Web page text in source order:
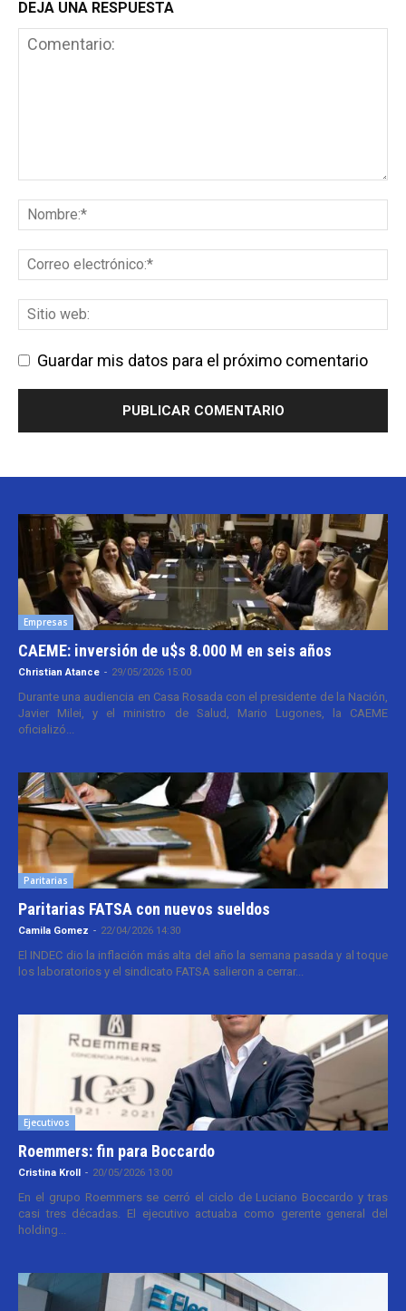
DEJA UNA RESPUESTA
Guardar mis datos para el próximo comentario
Empresas
CAEME: inversión de u$s 8.000 M en seis años
Christian Atance - 29/05/2026 15:00
Durante una audiencia en Casa Rosada con el presidente de la Nación,
Javier Milei, y el ministro de Salud, Mario Lugones, la CAEME
oficializó...
Paritarias
Paritarias FATSA con nuevos sueldos
Camila Gomez - 22/04/2026 14:30
El INDEC dio la inflación más alta del año la semana pasada y al toque
los laboratorios y el sindicato FATSA salieron a cerrar...
Ejecutivos
Roemmers: fin para Boccardo
Cristina Kroll - 20/05/2026 13:00
En el grupo Roemmers se cerró el ciclo de Luciano Boccardo y tras
casi tres décadas. El ejecutivo actuaba como gerente general del
holding...